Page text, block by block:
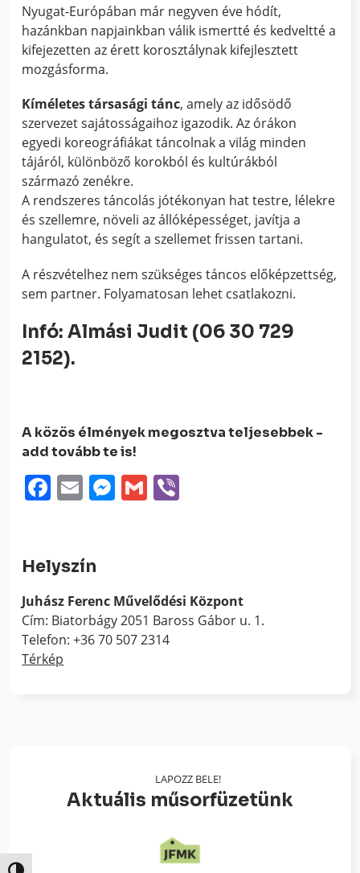
Nyugat-Európában már negyven éve hódít,
hazánkban napjainkban válik ismertté és kedveltté a
kifejezetten az érett korosztálynak kifejlesztett
mozgásforma.
Kíméletes társasági tánc, amely az idősödő
szervezet sajátosságaihoz igazodik. Az órákon
egyedi koreográfiákat táncolnak a világ minden
tájáról, különböző korokból és kultúrákból
származó zenékre.
A rendszeres táncolás jótékonyan hat testre, lélekre
és szellemre, növeli az állóképességet, javítja a
hangulatot, és segít a szellemet frissen tartani.
A részvételhez nem szükséges táncos előképzettség,
sem partner. Folyamatosan lehet csatlakozni.
Infó: Almási Judit (06 30 729
2152).
A közös élmények megosztva teljesebbek -
add tovább te is!
Facebook
EmailMessenger
Gmail
Helyszín
Juhász Ferenc Művelődési Központ
Cím: Biatorbágy 2051 Baross Gábor u. 1.
Telefon: +36 70 507 2314
Térkép
LAPOZZ BELE!
Aktuális műsorfüzetünk